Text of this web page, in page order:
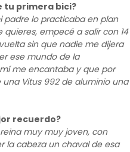
tu primera bici?
padre lo practicaba en plan
empecé a salir con 14
sin que nadie me dijera
ese mundo de la
me encantaba y que por
Vitus 992 de aluminio una
recuerdo?
muy muy joven, con
la cabeza un chaval de esa